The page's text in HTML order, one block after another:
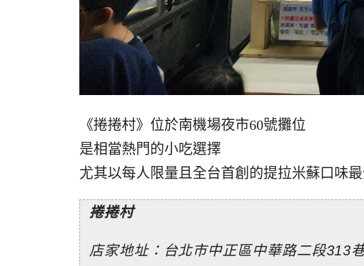
《捲捲村》位於南機場夜市60號攤位
是相當熱門的小吃選擇
尤其以每人限量且全台首創的提拉米蘇口味
捲捲村
店家地址：台北市中正區中華路二段313